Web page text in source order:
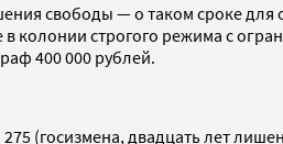
свободы — о таком сроке для
колонии строгого режима с
400 000 рублей.
(госизмена, двадцать лет